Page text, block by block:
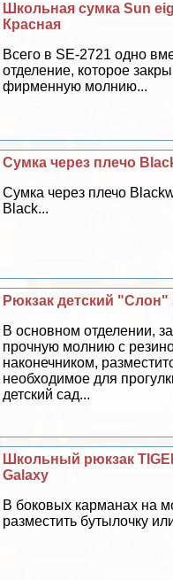
Школьная сумка Sun
Красная
Всего в SE-2721 одно
отделение, которое
фирменную молнию...
Сумка через плечо
Сумка через плечо
Black...
Рюкзак детский "Слон"
В основном отделении,
прочную молнию с
наконечником,
необходимое для
детский сад...
Школьный рюкзак
Galaxy
В боковых карманах на
разместить бутылочку